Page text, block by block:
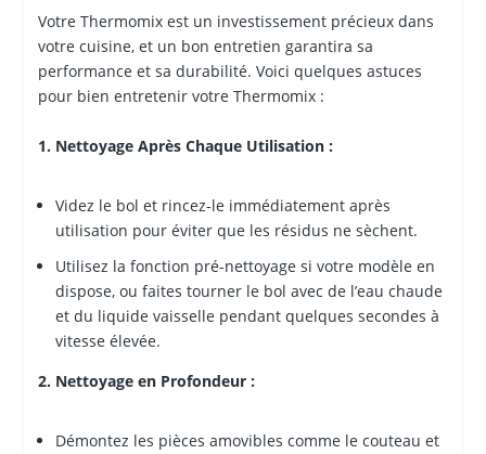
Votre Thermomix est un investissement précieux dans
votre cuisine, et un bon entretien garantira sa
performance et sa durabilité. Voici quelques astuces
pour bien entretenir votre Thermomix :
1. Nettoyage Après Chaque Utilisation :
Videz le bol et rincez-le immédiatement après
utilisation pour éviter que les résidus ne sèchent.
Utilisez la fonction pré-nettoyage si votre modèle en
dispose, ou faites tourner le bol avec de l’eau chaude
et du liquide vaisselle pendant quelques secondes à
vitesse élevée.
2. Nettoyage en Profondeur :
Démontez les pièces amovibles comme le couteau et